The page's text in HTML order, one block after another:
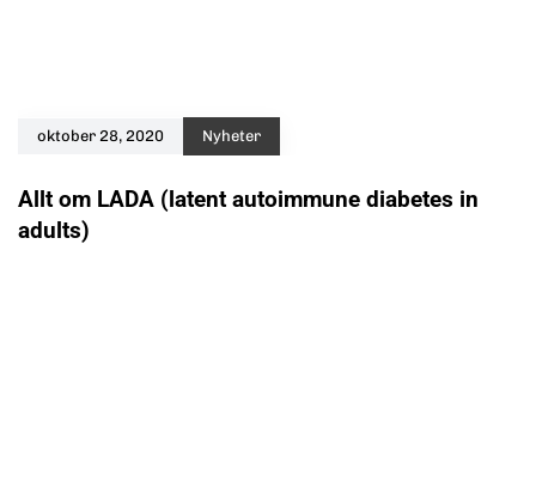
oktober 28, 2020 Nyheter
Allt om LADA (latent autoimmune diabetes in
adults)